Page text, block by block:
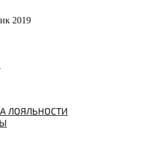
2019
ЛОЯЛЬНОСТИ